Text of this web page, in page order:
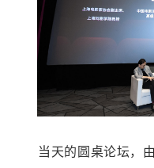
当天的圆桌论坛，